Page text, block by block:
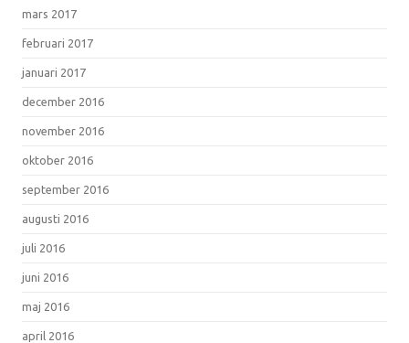
mars 2017
februari 2017
januari 2017
december 2016
november 2016
oktober 2016
september 2016
augusti 2016
juli 2016
juni 2016
maj 2016
april 2016